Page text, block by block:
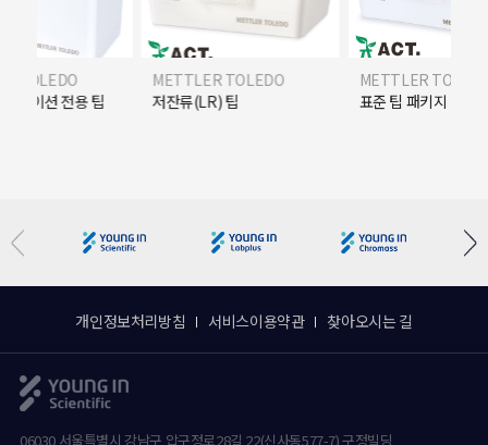
TOLEDO
케이션 전용 팁
METTLER TOLEDO
저잔류(LR) 팁
METTLER
표준 팁 패키지
개인정보처리방침 서비스이용약관 찾아오시는 길
06030 서울특별시 강남구 압구정로28길 22(신사동577-7) 구정빌딩